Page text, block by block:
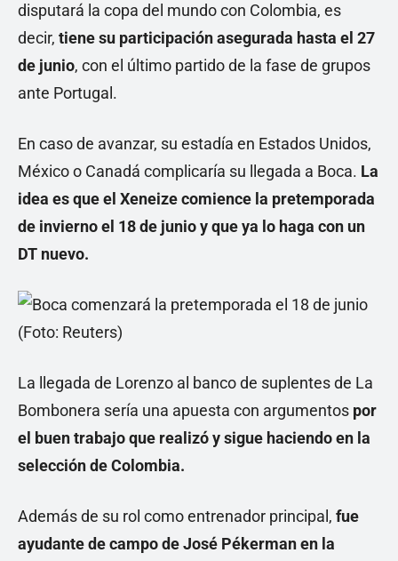
disputará la copa del mundo con Colombia, es
decir, tiene su participación asegurada hasta el 27
de junio, con el último partido de la fase de grupos
ante Portugal.
En caso de avanzar, su estadía en Estados Unidos,
México o Canadá complicaría su llegada a Boca. La
idea es que el Xeneize comience la pretemporada
de invierno el 18 de junio y que ya lo haga con un
DT nuevo.
La llegada de Lorenzo al banco de suplentes de La
Bombonera sería una apuesta con argumentos por
el buen trabajo que realizó y sigue haciendo en la
selección de Colombia.
Además de su rol como entrenador principal, fue
ayudante de campo de José Pékerman en la